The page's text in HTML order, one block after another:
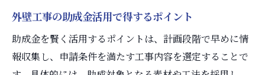
外壁工事の助成金活用で得するポイント
助成金を賢く活用するポイントは、計画段階で早めに情
報収集し、申請条件を満たす工事内容を選定することで